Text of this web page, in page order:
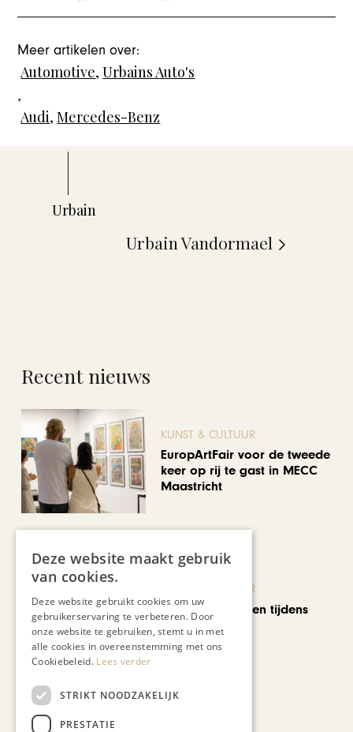
Meer artikelen over:
Automotive,Urbains Auto's
,
Audi,Mercedes-Benz
Urbain Vandormael
Recent nieuws
KUNST & CULTUUR
EuropArtFair voor de tweede
keer op rij te gast in MECC
Maastricht
KUNST & CULTUUR
Wereldse beelden tijdens
Cultura Nova
Deze website maakt gebruik
van cookies.
Deze website gebruikt cookies om uw
gebruikerservaring te verbeteren. Door
onze website te gebruiken, stemt u in met
alle cookies in overeenstemming met ons
Cookiebeleid. Lees verder
STRIKT NOODZAKELIJK
PRESTATIE